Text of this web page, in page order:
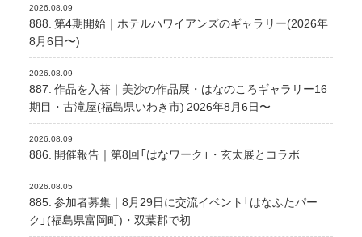
2026.08.09
888. 第4期開始｜ホテルハワイアンズのギャラリー(2026年
8月6日〜)
2026.08.09
887. 作品を入替｜美沙の作品展・はなのころギャラリー16
期目・古滝屋(福島県いわき市) 2026年8月6日〜
2026.08.09
886. 開催報告｜第8回「はなワーク」・玄太展とコラボ
2026.08.05
885. 参加者募集｜8月29日に交流イベント「はなふたパー
ク」(福島県富岡町)・双葉郡で初